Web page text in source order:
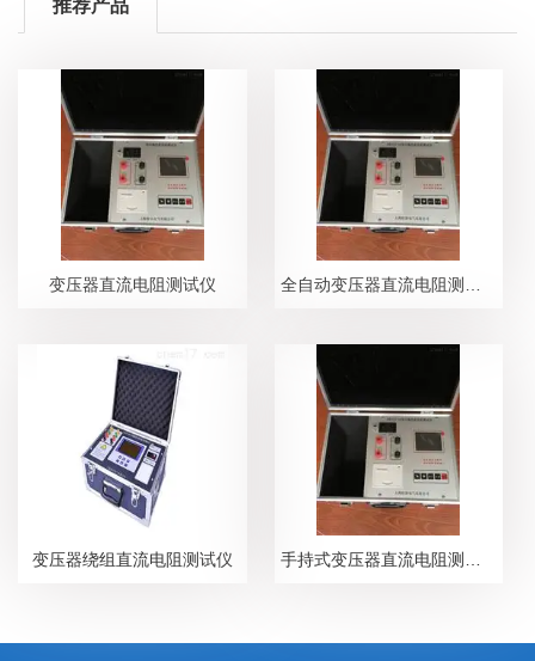
推荐产品
变压器直流电阻测试仪
变压器绕组直流电阻测试仪